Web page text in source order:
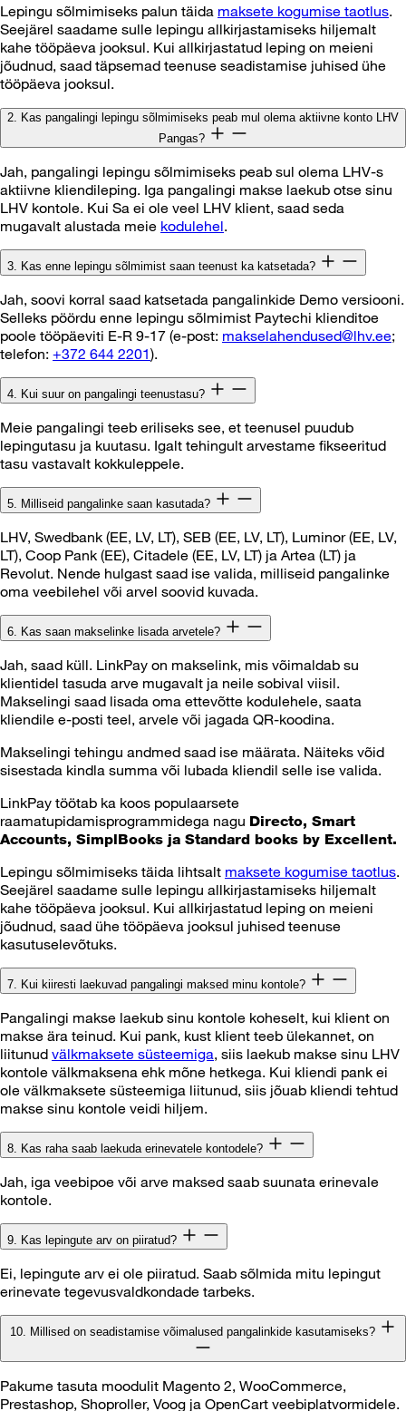
Lepingu sõlmimiseks palun täida maksete kogumise taotlus.
Seejärel saadame sulle lepingu allkirjastamiseks hiljemalt
kahe tööpäeva jooksul. Kui allkirjastatud leping on meieni
jõudnud, saad täpsemad teenuse seadistamise juhised ühe
tööpäeva jooksul.
2. Kas pangalingi lepingu sõlmimiseks peab mul olema aktiivne konto LHV
Pangas?
Jah, pangalingi lepingu sõlmimiseks peab sul olema LHV-s
aktiivne kliendileping. Iga pangalingi makse laekub otse sinu
LHV kontole. Kui Sa ei ole veel LHV klient, saad seda
mugavalt alustada meie kodulehel.
3. Kas enne lepingu sõlmimist saan teenust ka katsetada?
Jah, soovi korral saad katsetada pangalinkide Demo versiooni.
Selleks pöördu enne lepingu sõlmimist Paytechi klienditoe
poole tööpäeviti E-R 9-17 (e-post: makselahendused@lhv.ee;
telefon: +372 644 2201).
4. Kui suur on pangalingi teenustasu?
Meie pangalingi teeb eriliseks see, et teenusel puudub
lepingutasu ja kuutasu. Igalt tehingult arvestame fikseeritud
tasu vastavalt kokkuleppele.
5. Milliseid pangalinke saan kasutada?
LHV, Swedbank (EE, LV, LT), SEB (EE, LV, LT), Luminor (EE, LV,
LT), Coop Pank (EE), Citadele (EE, LV, LT) ja Artea (LT) ja
Revolut. Nende hulgast saad ise valida, milliseid pangalinke
oma veebilehel või arvel soovid kuvada.
6. Kas saan makselinke lisada arvetele?
Jah, saad küll. LinkPay on makselink, mis võimaldab su
klientidel tasuda arve mugavalt ja neile sobival viisil.
Makselingi saad lisada oma ettevõtte kodulehele, saata
kliendile e-posti teel, arvele või jagada QR-koodina.
Makselingi tehingu andmed saad ise määrata. Näiteks võid
sisestada kindla summa või lubada kliendil selle ise valida.
LinkPay töötab ka koos populaarsete
raamatupidamisprogrammidega nagu Directo, Smart
Accounts, SimplBooks ja Standard books by Excellent.
Lepingu sõlmimiseks täida lihtsalt maksete kogumise taotlus.
Seejärel saadame sulle lepingu allkirjastamiseks hiljemalt
kahe tööpäeva jooksul. Kui allkirjastatud leping on meieni
jõudnud, saad ühe tööpäeva jooksul juhised teenuse
kasutuselevõtuks.
7. Kui kiiresti laekuvad pangalingi maksed minu kontole?
Pangalingi makse laekub sinu kontole koheselt, kui klient on
makse ära teinud. Kui pank, kust klient teeb ülekannet, on
liitunud välkmaksete süsteemiga, siis laekub makse sinu LHV
kontole välkmaksena ehk mõne hetkega. Kui kliendi pank ei
ole välkmaksete süsteemiga liitunud, siis jõuab kliendi tehtud
makse sinu kontole veidi hiljem.
8. Kas raha saab laekuda erinevatele kontodele?
Jah, iga veebipoe või arve maksed saab suunata erinevale
kontole.
9. Kas lepingute arv on piiratud?
Ei, lepingute arv ei ole piiratud. Saab sõlmida mitu lepingut
erinevate tegevusvaldkondade tarbeks.
10. Millised on seadistamise võimalused pangalinkide kasutamiseks?
Pakume tasuta moodulit Magento 2, WooCommerce,
Prestashop, Shoproller, Voog ja OpenCart veebiplatvormidele.